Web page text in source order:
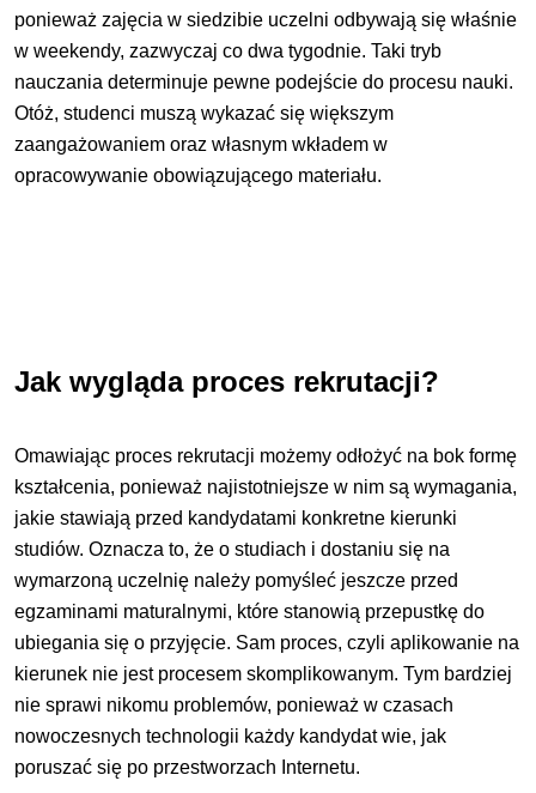
ponieważ zajęcia w siedzibie uczelni odbywają się właśnie
w weekendy, zazwyczaj co dwa tygodnie. Taki tryb
nauczania determinuje pewne podejście do procesu nauki.
Otóż, studenci muszą wykazać się większym
zaangażowaniem oraz własnym wkładem w
opracowywanie obowiązującego materiału.
Jak wygląda proces rekrutacji?
Omawiając proces rekrutacji możemy odłożyć na bok formę
kształcenia, ponieważ najistotniejsze w nim są wymagania,
jakie stawiają przed kandydatami konkretne kierunki
studiów. Oznacza to, że o studiach i dostaniu się na
wymarzoną uczelnię należy pomyśleć jeszcze przed
egzaminami maturalnymi, które stanowią przepustkę do
ubiegania się o przyjęcie. Sam proces, czyli aplikowanie na
kierunek nie jest procesem skomplikowanym. Tym bardziej
nie sprawi nikomu problemów, ponieważ w czasach
nowoczesnych technologii każdy kandydat wie, jak
poruszać się po przestworzach Internetu.